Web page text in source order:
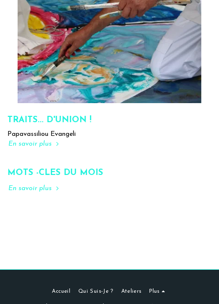
TRAITS... D'UNION !
Papavassiliou Evangeli
En savoir plus
MOTS -CLES DU MOIS
En savoir plus
Accueil Qui Suis-Je ? Ateliers Plus